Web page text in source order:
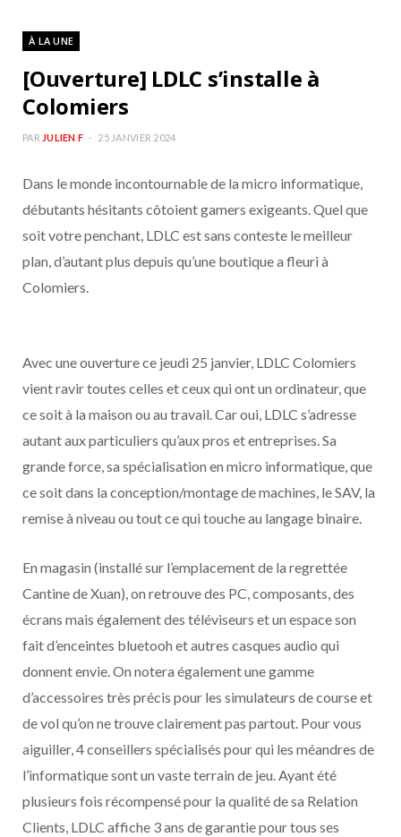
À LA UNE
[Ouverture] LDLC s’installe à
Colomiers
PAR JULIEN F 25 JANVIER 2024
Dans le monde incontournable de la micro informatique,
débutants hésitants côtoient gamers exigeants. Quel que
soit votre penchant, LDLC est sans conteste le meilleur
plan, d’autant plus depuis qu’une boutique a fleuri à
Colomiers.
Avec une ouverture ce jeudi 25 janvier, LDLC Colomiers
vient ravir toutes celles et ceux qui ont un ordinateur, que
ce soit à la maison ou au travail. Car oui, LDLC s’adresse
autant aux particuliers qu’aux pros et entreprises. Sa
grande force, sa spécialisation en micro informatique, que
ce soit dans la conception/montage de machines, le SAV, la
remise à niveau ou tout ce qui touche au langage binaire.
En magasin (installé sur l’emplacement de la regrettée
Cantine de Xuan), on retrouve des PC, composants, des
écrans mais également des téléviseurs et un espace son
fait d’enceintes bluetooh et autres casques audio qui
donnent envie. On notera également une gamme
d’accessoires très précis pour les simulateurs de course et
de vol qu’on ne trouve clairement pas partout. Pour vous
aiguiller, 4 conseillers spécialisés pour qui les méandres de
l’informatique sont un vaste terrain de jeu. Ayant été
plusieurs fois récompensé pour la qualité de sa Relation
Clients, LDLC affiche 3 ans de garantie pour tous ses